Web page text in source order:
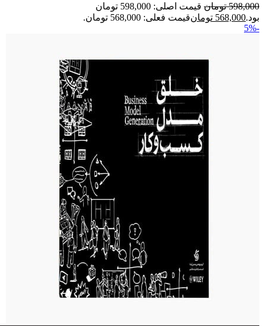
598,000 تومان
قیمت اصلی: 598,000 تومان
بود.568,000 تومانقیمت فعلی: 568,000 تومان.
-5%